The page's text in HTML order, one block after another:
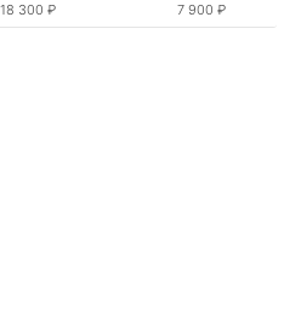
18 300 ₽ 7 900 ₽